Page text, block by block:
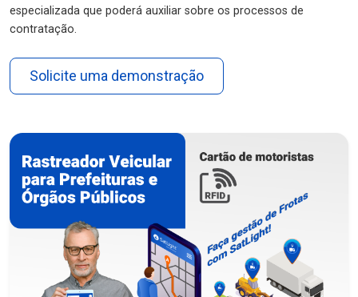
especializada que poderá auxiliar sobre os processos de
contratação.
Solicite uma demonstração